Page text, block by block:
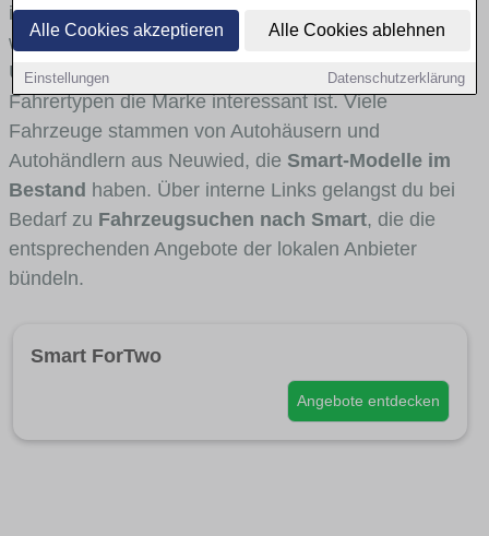
Alle Cookies akzeptieren Alle Cookies ablehnen
Einstellungen Datenschutzerklärung
in welchen Fahrzeugklassen Smart stark vertreten ist,
welche Modellreihen häufig im Stadt- und
Umlandverkehr zu sehen sind und für welche
Fahrertypen die Marke interessant ist. Viele
Fahrzeuge stammen von Autohäusern und
Autohändlern aus Neuwied, die Smart-Modelle im
Bestand haben. Über interne Links gelangst du bei
Bedarf zu Fahrzeugsuchen nach Smart, die die
entsprechenden Angebote der lokalen Anbieter
bündeln.
Smart ForTwo
Angebote entdecken